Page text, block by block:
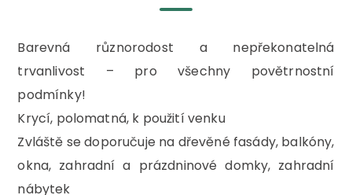
Barevná různorodost a nepřekonatelná
trvanlivost – pro všechny povětrnostní
podmínky!
Krycí, polomatná, k použití venku
Zvláště se doporučuje na dřevěné fasády, balkóny,
okna, zahradní a prázdninové domky, zahradní
nábytek